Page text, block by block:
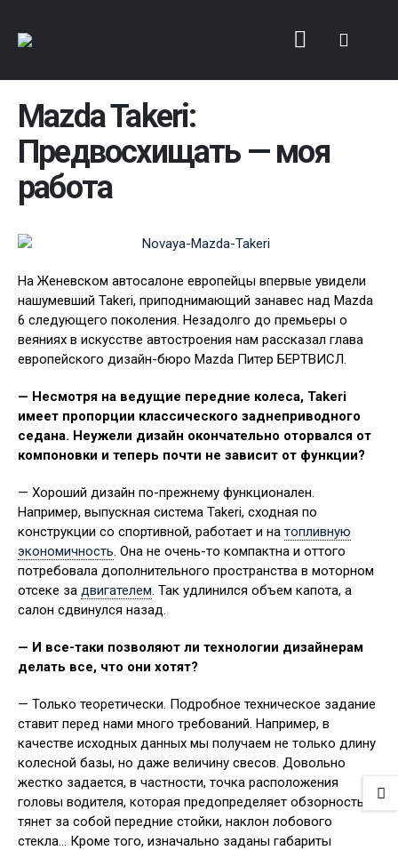
Mazda Takeri:
Предвосхищать — моя
работа
На Женевском автосалоне европейцы впервые увидели
нашумевший Takeri, приподнимающий занавес над Mazda
6 следующего поколения. Незадолго до премьеры о
веяниях в искусстве автостроения нам рассказал глава
европейского дизайн-бюро Mazda Питер БЕРТВИСЛ.
— Несмотря на ведущие передние колеса, Takeri
имеет пропорции классического заднеприводного
седана. Неужели дизайн окончательно оторвался от
компоновки и теперь почти не зависит от функции?
— Хороший дизайн по-прежнему функционален.
Например, выпускная система Takeri, сходная по
конструкции со спортивной, работает и на топливную
экономичность. Она не очень-то компактна и оттого
потребовала дополнительного пространства в моторном
отсеке за двигателем. Так удлинился объем капота, а
салон сдвинулся назад.
— И все-таки позволяют ли технологии дизайнерам
делать все, что они хотят?
— Только теоретически. Подробное техническое задание
ставит перед нами много требований. Например, в
качестве исходных данных мы получаем не только длину
колесной базы, но даже величину свесов. Довольно
жестко задается, в частности, точка расположения
головы водителя, которая предопределяет обзорность и
тянет за собой передние стойки, наклон лобового
стекла… Кроме того, изначально заданы габариты